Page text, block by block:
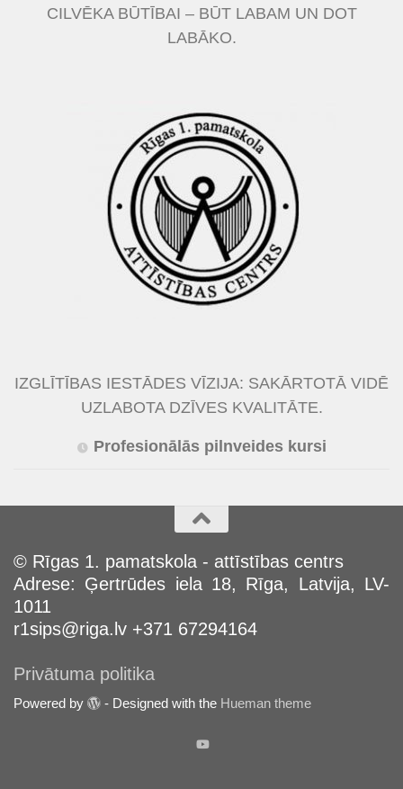
CILVĒKA BŪTĪBAI – BŪT LABAM UN DOT
LABĀKO.
IZGLĪTĪBAS IESTĀDES VĪZIJA: SAKĀRTOTĀ VIDĒ
UZLABOTA DZĪVES KVALITĀTE.
Profesionālās pilnveides kursi
© Rīgas 1. pamatskola - attīstības centrs
Adrese: Ģertrūdes iela 18, Rīga, Latvija, LV-
1011
r1sips@riga.lv +371 67294164
Privātuma politika
Powered by - Designed with the Hueman theme